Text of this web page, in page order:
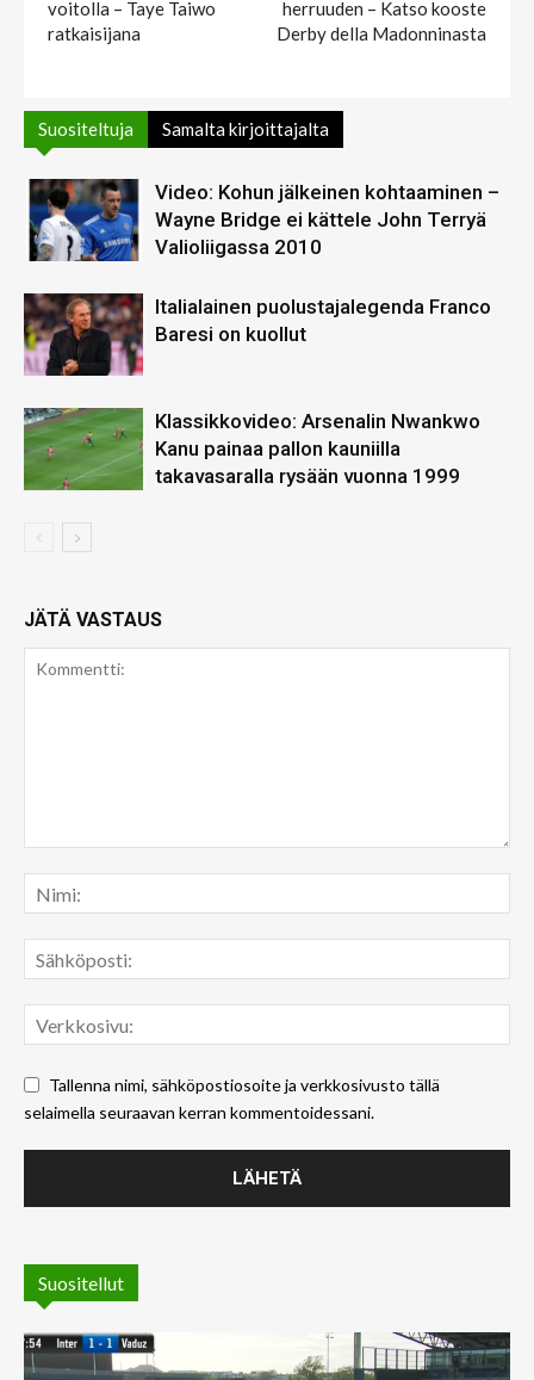
voitolla – Taye Taiwo
ratkaisijana
herruuden – Katso kooste
Derby della Madonninasta
Suositeltuja Samalta kirjoittajalta
Video: Kohun jälkeinen kohtaaminen –
Wayne Bridge ei kättele John Terryä
Valioliigassa 2010
Italialainen puolustajalegenda Franco
Baresi on kuollut
Klassikkovideo: Arsenalin Nwankwo
Kanu painaa pallon kauniilla
takavasaralla rysään vuonna 1999
JÄTÄ VASTAUS
Tallenna nimi, sähköpostiosoite ja verkkosivusto tällä
selaimella seuraavan kerran kommentoidessani.
Suositellut